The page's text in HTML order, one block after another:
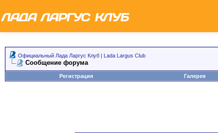
Официальный Лада Ларгус Клуб | Lada Largus Club
Сообщение форума
Регистрация Галерея